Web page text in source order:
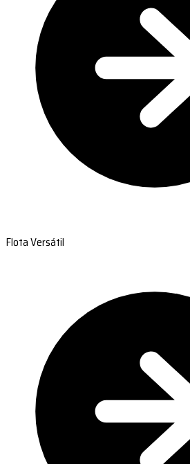
Flota Versátil